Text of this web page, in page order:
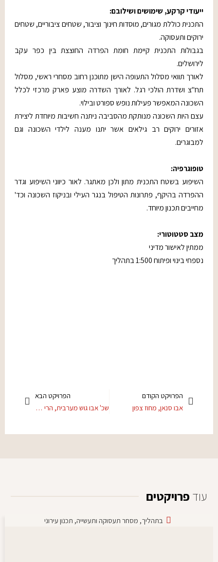
ייעודי קרקע, שימושים ושילובם:
התכנית כוללת מגורים, מוסדות חינוך וציבור, שטחים ציבוריים, שטחים
ירוקים ותעסוקה.
בגבולות התכנית קיימת חומת הפרדה החוצצת בין כפר עקב
לירושלים.
לאורך תוואי מסלול התעופה הישן מתוכנן רחוב מסחרי ראשי, מסלול
תח"צ ושדרת הולכי רגל. לאורך השדרה מוצע פארק מרכזי לכלל
השכונה המאפשר פעילות נופש ספורט ובילוי.
עצם היות השכונה מנותקת מהסביבה ניתנה חשיבות מיוחדת ליצירת
אזורים ירוקים רב גילאים אשר יתנו מענה לילדי השכונה וגם
למבוגרים.
טופוגרפיה:
השיפוע בשטח התכנית מתון ולכן מאתגר. לאור כיווני השיפוע וגדר
ההפרדה בהיקף, פתרונות הטיפול בנגר העילי ובניקוז השכונה וכד'
מחייבים תכנון מיוחד.
מצב סטטוטורי:
ממתין לאישור מדיני
נספחי בינוי ופיתוח 1:500 בתהליך
הפרויקט הקודם
אבו סנאן, מחוז צפון
הפרויקט הבא
שכ' אבו גוש מערבית, הרי יהודה
עוד פרויקטים
בתהליך, מסחר תעסוקה ותעשייה, תכנון עירוני